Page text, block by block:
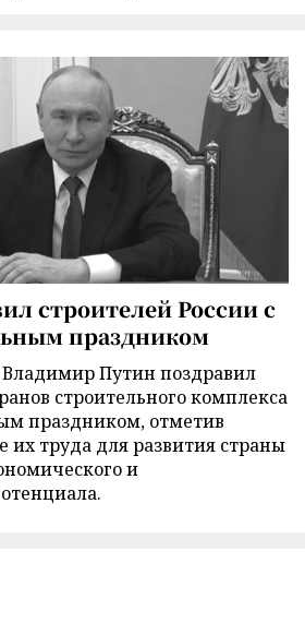
строителей России с
праздником
Путин поздравил
строительного комплекса
праздником, отметив
их труда для развития страны
и